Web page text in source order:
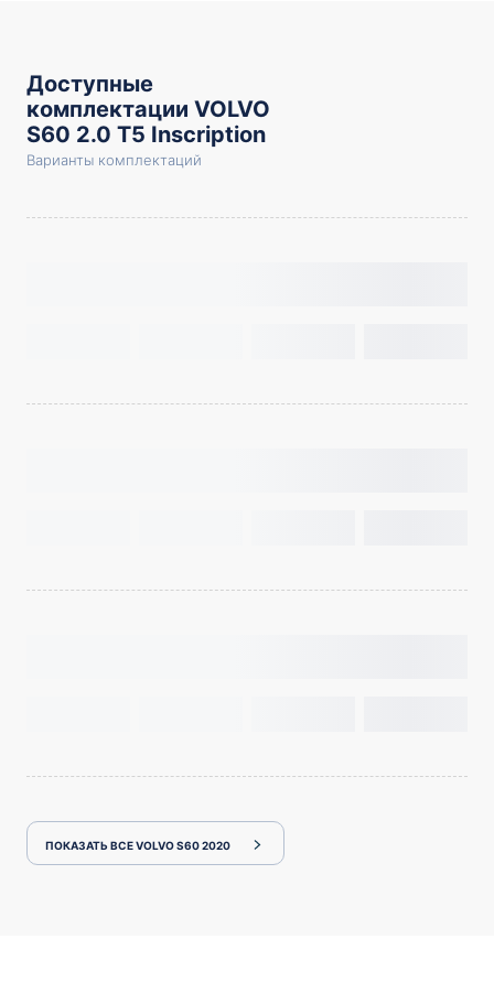
Доступные
комплектации VOLVO
S60 2.0 T5 Inscription
Варианты комплектаций
ПОКАЗАТЬ ВСЕ VOLVO S60 2020